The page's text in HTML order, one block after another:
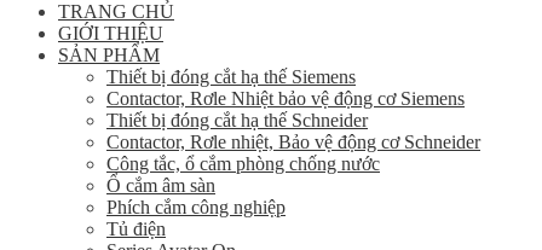
TRANG CHỦ
GIỚI THIỆU
SẢN PHẨM
Thiết bị đóng cắt hạ thế Siemens
Contactor, Rơle Nhiệt bảo vệ động cơ Siemens
Thiết bị đóng cắt hạ thế Schneider
Contactor, Rơle nhiệt, Bảo vệ động cơ Schneider
Công tắc, ổ cắm phòng chống nước
Ổ cắm âm sàn
Phích cắm công nghiệp
Tủ điện